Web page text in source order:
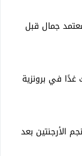
جمال قبل
غدًا في برونزية
الأرجنتين بعد